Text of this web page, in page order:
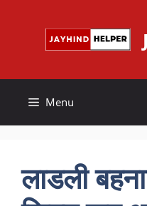
Menu
लाडली